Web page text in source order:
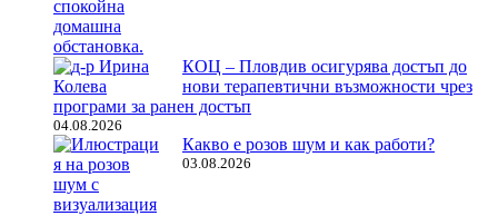
КОЦ – Пловдив осигурява достъп до
нови терапевтични възможности чрез
програми за ранен достъп
04.08.2026
Какво е розов шум и как работи?
03.08.2026